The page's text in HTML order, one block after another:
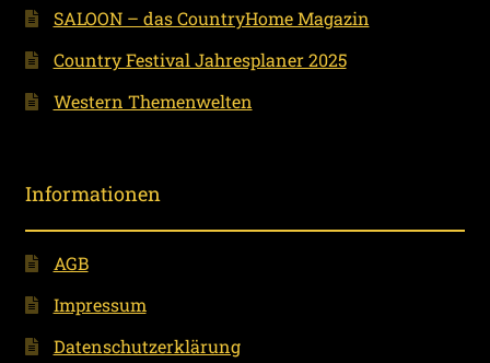
SALOON – das CountryHome Magazin
Country Festival Jahresplaner 2025
Western Themenwelten
Informationen
AGB
Impressum
Datenschutzerklärung